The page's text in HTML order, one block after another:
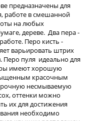
предназначены для
работе в смешанной
на любых
дереве. Два пера -
Перо кисть -
варьировать штрих
Перо пуля идеально для
имеют хорошую
красочным
несмываемую
оттенки можно
их для достижения
необходимо